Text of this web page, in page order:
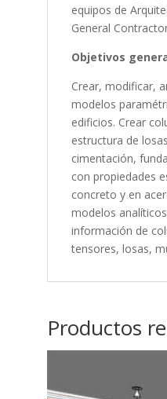
equipos de
General
Objetivos
Crear, modificar,
modelos
edificios. Crear
estructura de
cimentación,
con propiedades
concreto y en
modelos
información de
tensores, losas,
Productos